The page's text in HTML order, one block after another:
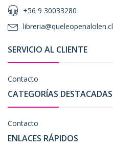
+56 9 30033280
libreria@queleopenalolen.cl
SERVICIO AL CLIENTE
Contacto
CATEGORÍAS DESTACADAS
Contacto
ENLACES RÁPIDOS